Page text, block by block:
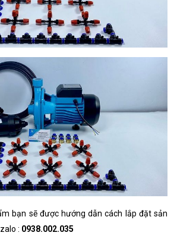
bạn sẽ được hướng dẫn cách lắp đặt sản
: 0938.002.035